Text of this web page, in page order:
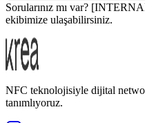
Sorularınız mı var?
ekibimize ulaşabilirsiniz.
NFC teknolojisiyle dijital
tanımlıyoruz.